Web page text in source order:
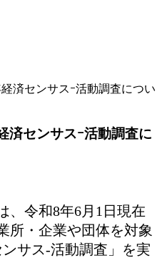
済センサスｰ活動調査につい
済センサスｰ活動調査に
、令和8年6月1日現在
所・企業や団体を対象
サス-活動調査」を実